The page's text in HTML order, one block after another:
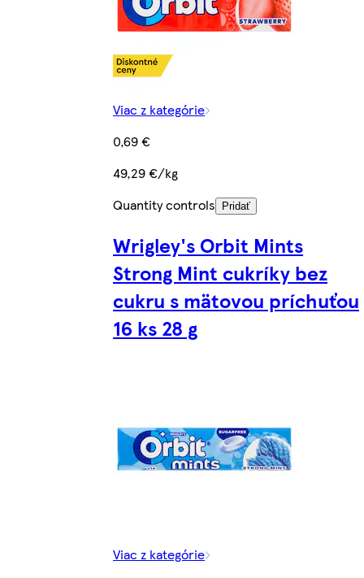
Viac z kategórie
0,69 €
49,29 €/kg
Quantity controls
Pridať
Wrigley's Orbit Mints
Strong Mint cukríky bez
cukru s mätovou príchuťou
16 ks 28 g
Viac z kategórie